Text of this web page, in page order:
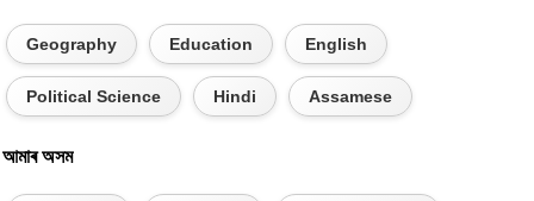
Geography Education English
Political Science Hindi Assamese
আমাৰ অসম